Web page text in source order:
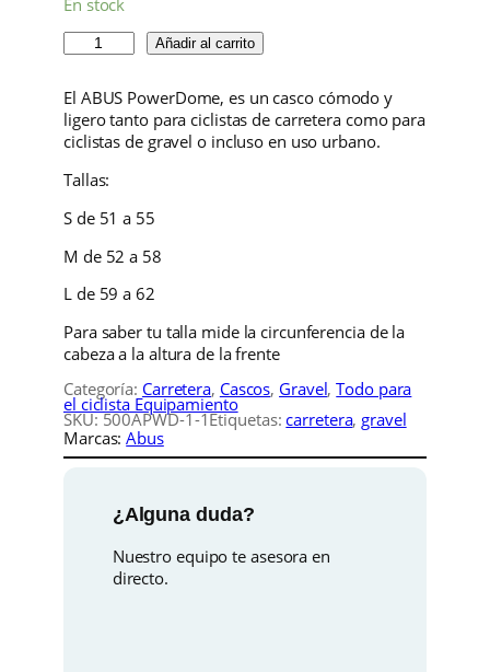
p
r
e
c
i
o
o
r
i
g
i
n
a
p
r
e
c
c
t
u
a
e
c
o
A
b
s
O
E
R
D
M
E
g
r
Añadir al carrito
El ABUS PowerDome, es un casco cómodo y
ligero tanto para ciclistas de carretera como para
ciclistas de gravel o incluso en uso urbano.
Tallas:
S de 51 a 55
M de 52 a 58
L de 59 a 62
Para saber tu talla mide la circunferencia de la
cabeza a la altura de la frente
Categoría: Carretera, Cascos, Gravel, Todo para
el ciclista Equipamiento
SKU:500APWD-1-1Etiquetas: carretera, gravel
Marcas:Abus
¿Alguna duda?
Nuestro equipo te asesora en
directo.